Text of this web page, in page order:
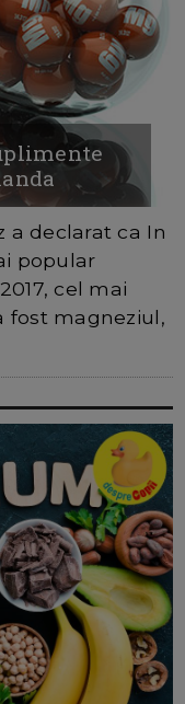
a declarat ca In
popular
cel mai
fost magneziul,